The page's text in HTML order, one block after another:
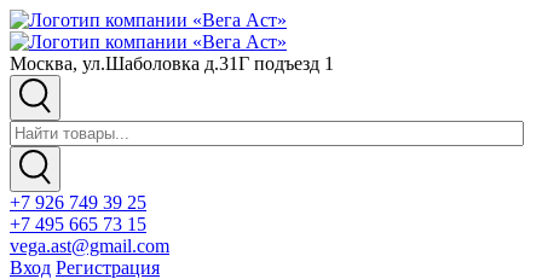
Москва, ул.Шаболовка д.31Г подъезд 1
+7 926 749 39 25
+7 495 665 73 15
vega.ast@gmail.com
Вход Регистрация